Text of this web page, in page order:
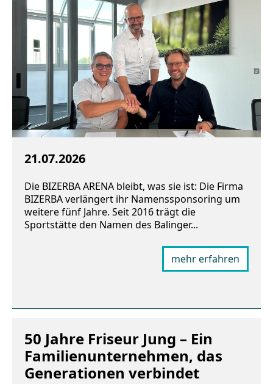
21.07.2026
Die BIZERBA ARENA bleibt, was sie ist: Die Firma
BIZERBA verlängert ihr Namenssponsoring um
weitere fünf Jahre. Seit 2016 trägt die
Sportstätte den Namen des Balinger...
mehr erfahren
50 Jahre Friseur Jung – Ein
Familienunternehmen, das
Generationen verbindet